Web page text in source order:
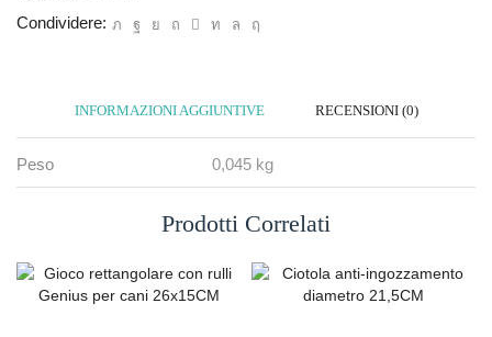
Condividere:
INFORMAZIONI AGGIUNTIVE RECENSIONI (0)
Peso 0,045 kg
Prodotti Correlati